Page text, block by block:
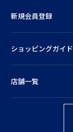
新規会員登録
ショッピングガイド
店舗一覧